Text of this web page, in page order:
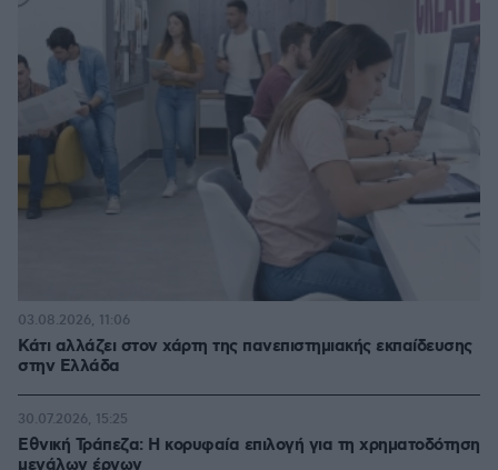
Κάτι αλλάζει στον χάρτη της πανεπιστημιακής εκπαίδευσης
στην Ελλάδα
03.08.2026, 11:06
Εθνική Τράπεζα: Η κορυφαία επιλογή για τη χρηματοδότηση
μεγάλων έργων
30.07.2026, 15:25